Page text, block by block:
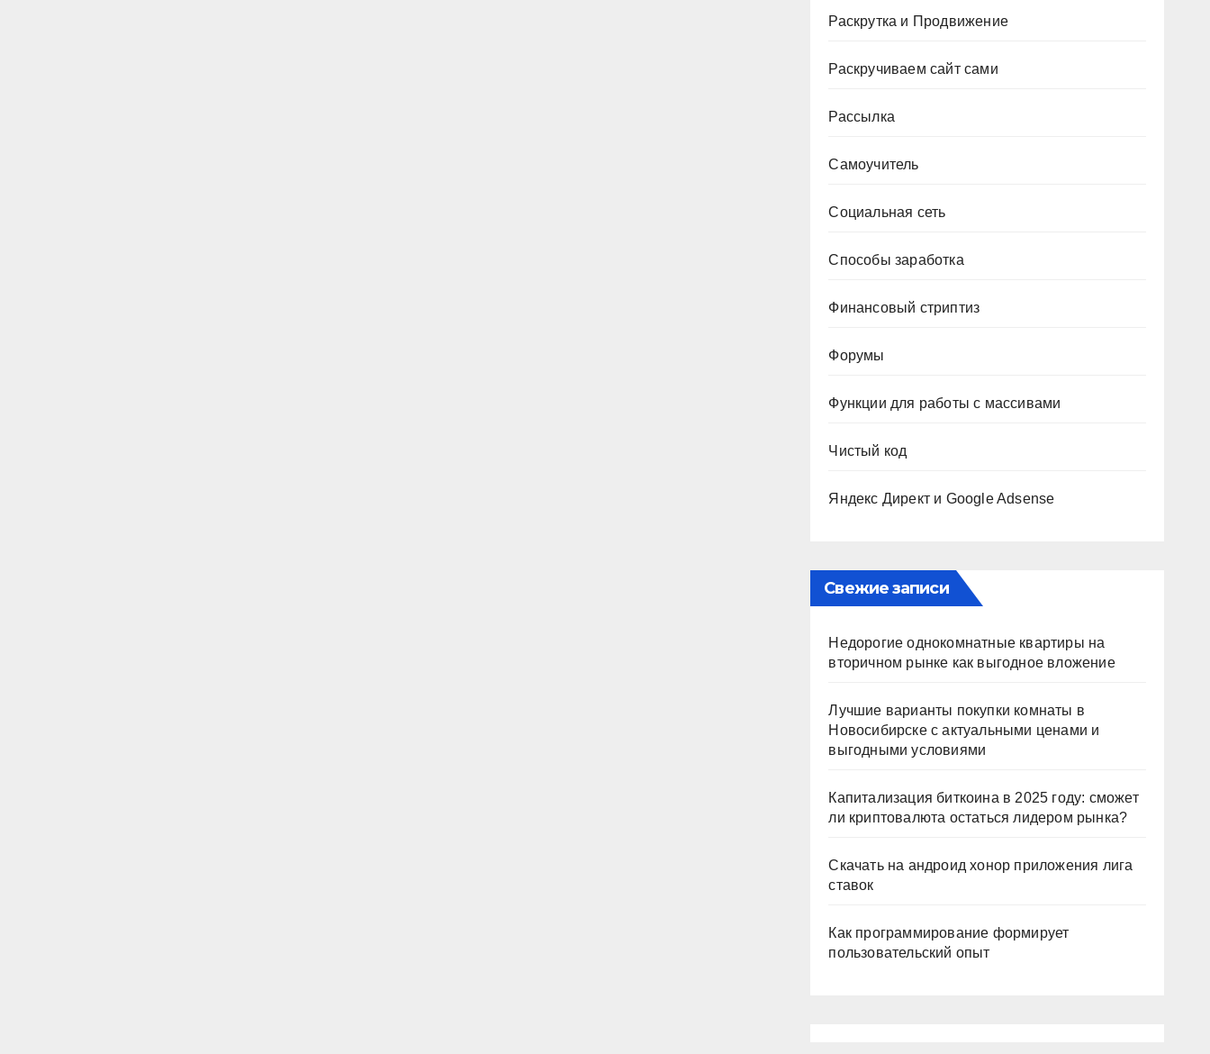
Раскрутка и Продвижение
Раскручиваем сайт сами
Рассылка
Самоучитель
Социальная сеть
Способы заработка
Финансовый стриптиз
Форумы
Функции для работы с массивами
Чистый код
Яндекс Директ и Google Adsense
Свежие записи
Недорогие однокомнатные квартиры на
вторичном рынке как выгодное вложение
Лучшие варианты покупки комнаты в
Новосибирске с актуальными ценами и
выгодными условиями
Капитализация биткоина в 2025 году: сможет
ли криптовалюта остаться лидером рынка?
Скачать на андроид хонор приложения лига
ставок
Как программирование формирует
пользовательский опыт